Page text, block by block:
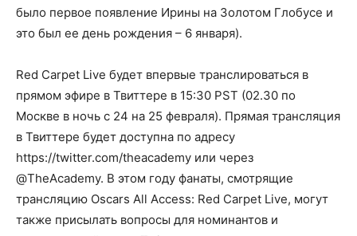
было первое появление Ирины на Золотом Глобусе и
это был ее день рождения – 6 января).
Red Carpet Live будет впервые транслироваться в
прямом эфире в Твиттере в 15:30 PST (02.30 по
Москве в ночь с 24 на 25 февраля). Прямая трансляция
в Твиттере будет доступна по адресу
https://twitter.com/theacademy или через
@TheAcademy. В этом году фанаты, смотрящие
трансляцию Oscars All Access: Red Carpet Live, могут
также присылать вопросы для номинантов и